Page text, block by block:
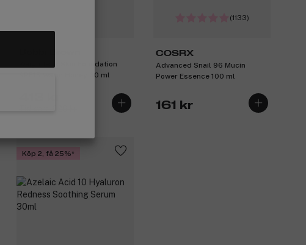
Weightless Skin Foundation
SPF15 Warm Honey 30 ml
(1133)
COSRX
Advanced Snail 96 Mucin
Power Essence 100 ml
161 kr
Köp 2, få 25%